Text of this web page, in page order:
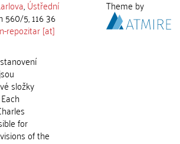
,Ústřední
560/5, 116 36
repozitar [at]
složky
for
of the
Theme by